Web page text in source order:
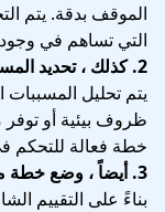
الموقف بدقة. يتم
التي تساهم في
2. كذلك ، تحديد المسببات:
يتم تحليل المسببات
ظروف بيئية أو
خطة فعالة للتحكم
3. أيضاً ، وضع خطة مخصصة:
بناءً على التقييم